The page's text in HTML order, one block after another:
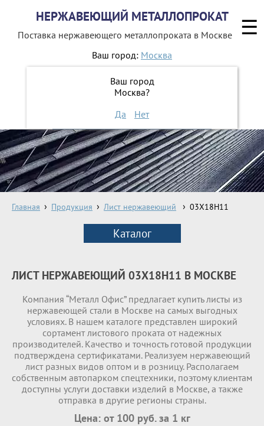
НЕРЖАВЕЮЩИЙ МЕТАЛЛОПРОКАТ
Поставка нержавеющего металлопроката в Москве
Ваш город: Москва
Ваш город
Москва?
Да
Нет
8 800 551-16-44
ЗАКАЗАТЬ ОБРАТНЫЙ ЗВОНОК
Главная Продукция Лист нержавеющий 03X18H11
Каталог
ЛИСТ НЕРЖАВЕЮЩИЙ 03X18H11 В МОСКВЕ
Компания “Металл Офис” предлагает купить листы из
нержавеющей стали в Москве на самых выгодных
условиях. В нашем каталоге представлен широкий
сортамент листового проката от надежных
производителей. Качество и точность готовой продукции
подтверждена сертификатами. Реализуем нержавеющий
лист разных видов оптом и в розницу. Располагаем
собственным автопарком спецтехники, поэтому клиентам
доступны услуги доставки изделий в Москве, а также
отправка в другие регионы страны.
Цена: от 100 руб. за 1 кг
☰